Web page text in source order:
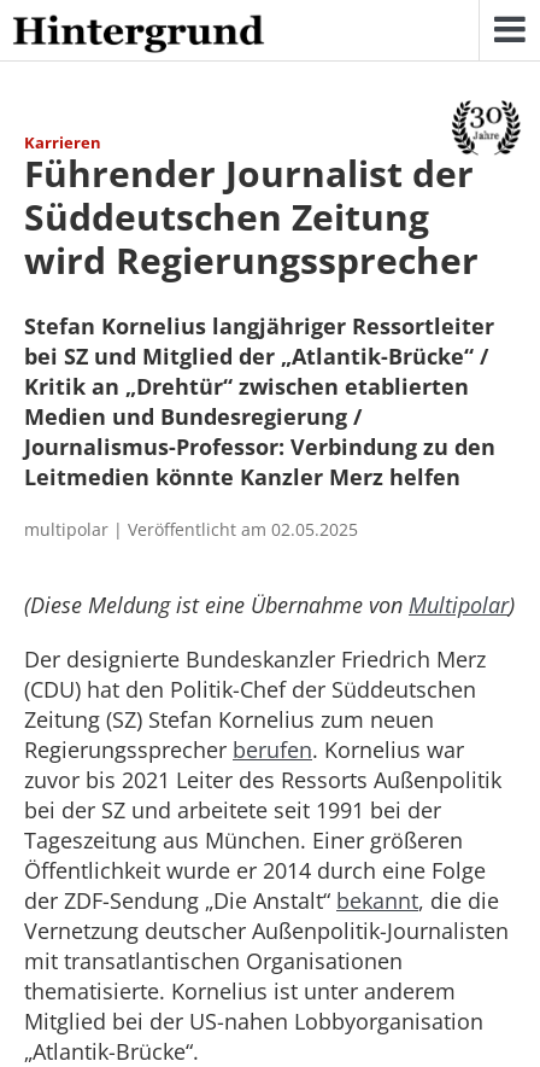
Skip
to
content
Karrieren
Führender Journalist der
Süddeutschen Zeitung
wird Regierungssprecher
Stefan Kornelius langjähriger Ressortleiter
bei SZ und Mitglied der „Atlantik-Brücke“ /
Kritik an „Drehtür“ zwischen etablierten
Medien und Bundesregierung /
Journalismus-Professor: Verbindung zu den
Leitmedien könnte Kanzler Merz helfen
multipolar | Veröffentlicht am 02.05.2025
(Diese Meldung ist eine Übernahme von Multipolar)
Der designierte Bundeskanzler Friedrich Merz
(CDU) hat den Politik-Chef der Süddeutschen
Zeitung (SZ) Stefan Kornelius zum neuen
Regierungssprecher berufen. Kornelius war
zuvor bis 2021 Leiter des Ressorts Außenpolitik
bei der SZ und arbeitete seit 1991 bei der
Tageszeitung aus München. Einer größeren
Öffentlichkeit wurde er 2014 durch eine Folge
der ZDF-Sendung „Die Anstalt“ bekannt, die die
Vernetzung deutscher Außenpolitik-Journalisten
mit transatlantischen Organisationen
thematisierte. Kornelius ist unter anderem
Mitglied bei der US-nahen Lobbyorganisation
„Atlantik-Brücke“.